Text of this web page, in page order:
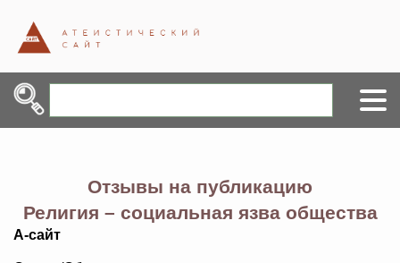
Отзывы на публикацию
Религия – социальная язва общества
А-сайт